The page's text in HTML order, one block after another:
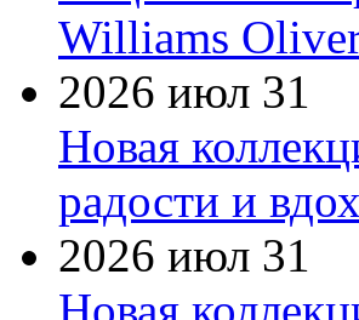
Williams
2026 июл 31
Новая
радости и
2026 июл 31
Новая